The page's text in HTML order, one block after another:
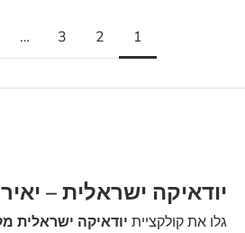
1
2
3
…
יודאיקה ישראלית –
גלו את קולקציית יודאיקה ישראלית